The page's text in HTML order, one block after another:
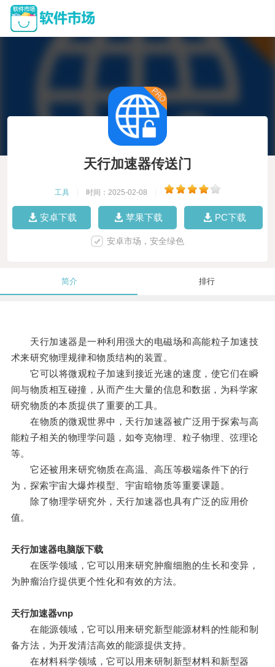
天行加速器传送门
工具 时间：2025-02-08
安卓下载 苹果下载 PC下载
安卓市场，安全绿色
简介 排行
天行加速器是一种利用强大的电磁场和高能粒子加速技
术来研究物理规律和物质结构的装置。
它可以将微观粒子加速到接近光速的速度，使它们在瞬
间与物质相互碰撞，从而产生大量的信息和数据，为科学家
研究物质的本质提供了重要的工具。
在物质的微观世界中，天行加速器被广泛用于探索与高
能粒子相关的物理学问题，如夸克物理、粒子物理、弦理论
等。
它还被用来研究物质在高温、高压等极端条件下的行
为，探索宇宙大爆炸模型、宇宙暗物质等重要课题。
除了物理学研究外，天行加速器也具有广泛的应用价
值。
天行加速器电脑版下载
在医学领域，它可以用来研究肿瘤细胞的生长和变异，
为肿瘤治疗提供更个性化和有效的方法。
天行加速器vnp
在能源领域，它可以用来研究新型能源材料的性能和制
备方法，为开发清洁高效的能源提供支持。
在材料科学领域，它可以用来研制新型材料和新型器